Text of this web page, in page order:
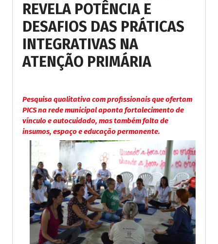
REVELA POTÊNCIA E
DESAFIOS DAS PRÁTICAS
INTEGRATIVAS NA
ATENÇÃO PRIMÁRIA
Pesquisa qualitativa com profissionais que ofertam
PICS na rede municipal aponta fortalecimento de
vínculo e autocuidado, mas também falta de
insumos, espaço e educação permanente.